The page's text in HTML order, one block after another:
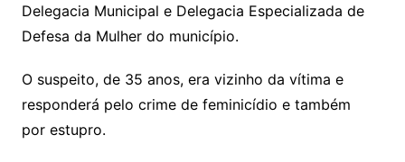
Delegacia Municipal e Delegacia Especializada de
Defesa da Mulher do município.
O suspeito, de 35 anos, era vizinho da vítima e
responderá pelo crime de feminicídio e também
por estupro.